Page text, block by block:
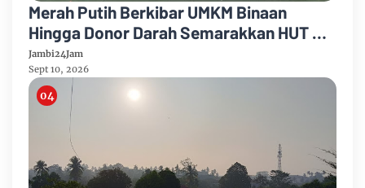
Merah Putih Berkibar UMKM Binaan
Hingga Donor Darah Semarakkan HUT RI
Ke-81 Di PTPN IV Regional IV
Jambi24Jam
Sept 10, 2026